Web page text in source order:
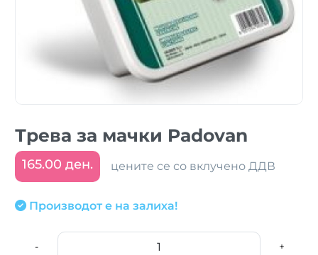
Трева за мачки Padovan
165.00 ден. цените се со вклучено ДДВ
Производот е на залиха!
- +